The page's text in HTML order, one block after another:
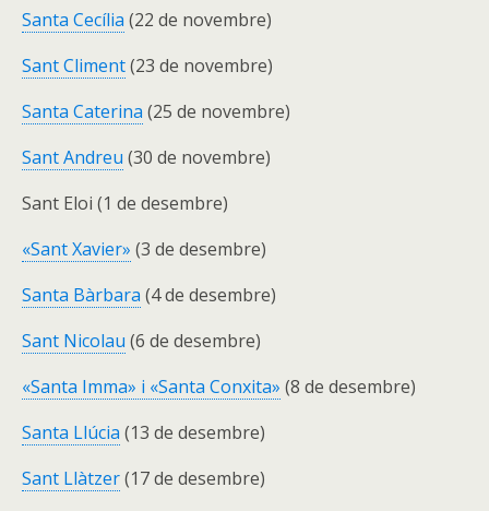
Santa Cecília (22 de novembre)
Sant Climent(23 de novembre)
Santa Caterina (25 de novembre)
Sant Andreu (30 de novembre)
Sant Eloi (1 de desembre)
«Sant Xavier» (3 de desembre)
Santa Bàrbara (4 de desembre)
Sant Nicolau (6 de desembre)
«Santa Imma» i «Santa Conxita» (8 de desembre)
Santa Llúcia (13 de desembre)
Sant Llàtzer(17 de desembre)